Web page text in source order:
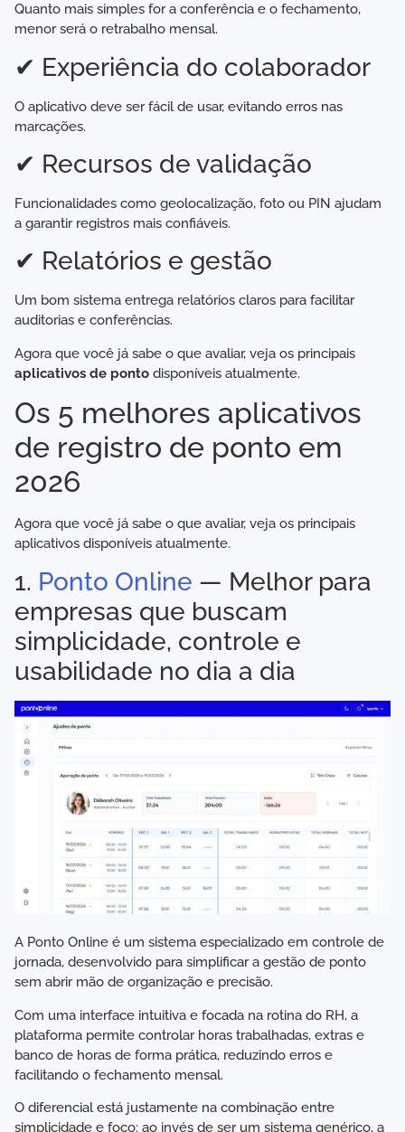
Quanto mais simples for a conferência e o fechamento,
menor será o retrabalho mensal.
✔ Experiência do colaborador
O aplicativo deve ser fácil de usar, evitando erros nas
marcações.
✔ Recursos de validação
Funcionalidades como geolocalização, foto ou PIN ajudam
a garantir registros mais confiáveis.
✔ Relatórios e gestão
Um bom sistema entrega relatórios claros para facilitar
auditorias e conferências.
Agora que você já sabe o que avaliar, veja os principais
aplicativos de ponto disponíveis atualmente.
Os 5 melhores aplicativos
de registro de ponto em
2026
Agora que você já sabe o que avaliar, veja os principais
aplicativos disponíveis atualmente.
1. Ponto Online — Melhor para
empresas que buscam
simplicidade, controle e
usabilidade no dia a dia
A Ponto Online é um sistema especializado em controle de
jornada, desenvolvido para simplificar a gestão de ponto
sem abrir mão de organização e precisão.
Com uma interface intuitiva e focada na rotina do RH, a
plataforma permite controlar horas trabalhadas, extras e
banco de horas de forma prática, reduzindo erros e
facilitando o fechamento mensal.
O diferencial está justamente na combinação entre
simplicidade e foco: ao invés de ser um sistema genérico, a